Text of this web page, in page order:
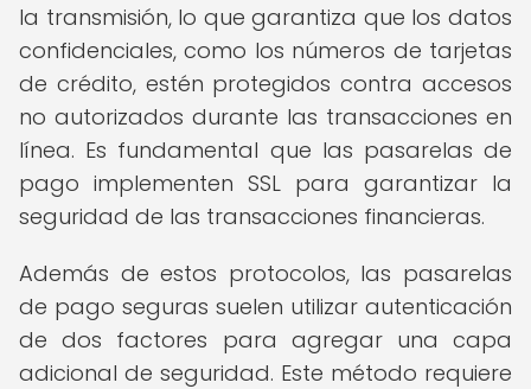
la transmisión, lo que garantiza que los datos
confidenciales, como los números de tarjetas
de crédito, estén protegidos contra accesos
no autorizados durante las transacciones en
línea. Es fundamental que las pasarelas de
pago implementen SSL para garantizar la
seguridad de las transacciones financieras.
Además de estos protocolos, las pasarelas
de pago seguras suelen utilizar autenticación
de dos factores para agregar una capa
adicional de seguridad. Este método requiere